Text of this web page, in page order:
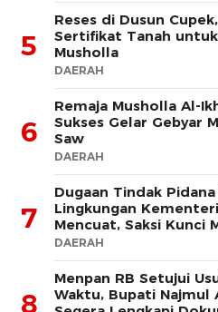
5
Reses di Dusun
Sertifikat Tanah
Musholla
DAERAH
6
Remaja Musholla Al-
Sukses Gelar Gebyar
Saw
DAERAH
7
Dugaan Tindak
Lingkungan
Mencuat, Saksi Kunci
DAERAH
8
Menpan RB Setujui
Waktu, Bupati Najmul